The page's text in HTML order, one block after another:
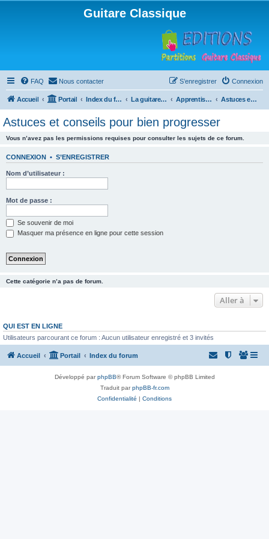
Guitare Classique
FAQ Nous contacter Connexion
S’enregistrer
Accueil Portail Index du forum La guitare : instrument, cours et théorie Apprentissage et enseignement de la guitare Astuces et conseils pour bien progresser
Astuces et conseils pour bien progresser
Vous n’avez pas les permissions requises pour consulter les sujets de ce forum.
CONNEXION • S’ENREGISTRER
Nom d’utilisateur :
Mot de passe :
Se souvenir de moi
Masquer ma présence en ligne pour cette session
Cette catégorie n’a pas de forum.
Aller à
QUI EST EN LIGNE
Utilisateurs parcourant ce forum : Aucun utilisateur enregistré et 3 invités
Accueil Portail Index du forum
Développé parphpBB® Forum Software © phpBB Limited
Traduit parphpBB-fr.com
Confidentialité | Conditions